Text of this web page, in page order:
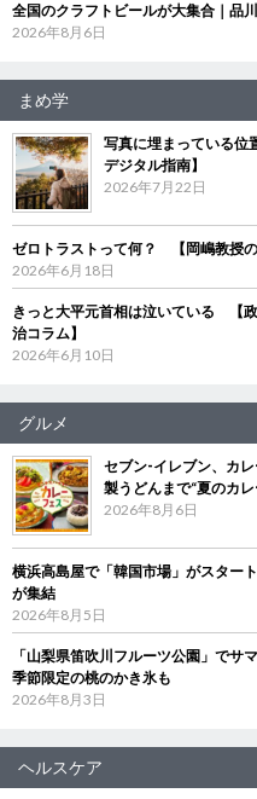
全国のクラフトビールが大集合｜品川
2026年8月6日
まめ学
写真に埋まっている
デジタル指南】
2026年7月22日
ゼロトラストって何？ 【岡嶋教授の
2026年6月18日
きっと大平元首相は泣いている 【
治コラム】
2026年6月10日
グルメ
セブン‐イレブン、カ
製うどんまで“夏のカ
2026年8月6日
横浜高島屋で「韓国市場」がスター
が集結
2026年8月5日
「山梨県笛吹川フルーツ公園」で
季節限定の桃のかき氷も
2026年8月3日
ヘルスケア